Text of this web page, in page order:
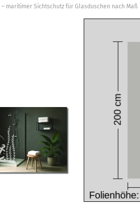
maritimer Sichtschutz für Glasduschen nach Maß